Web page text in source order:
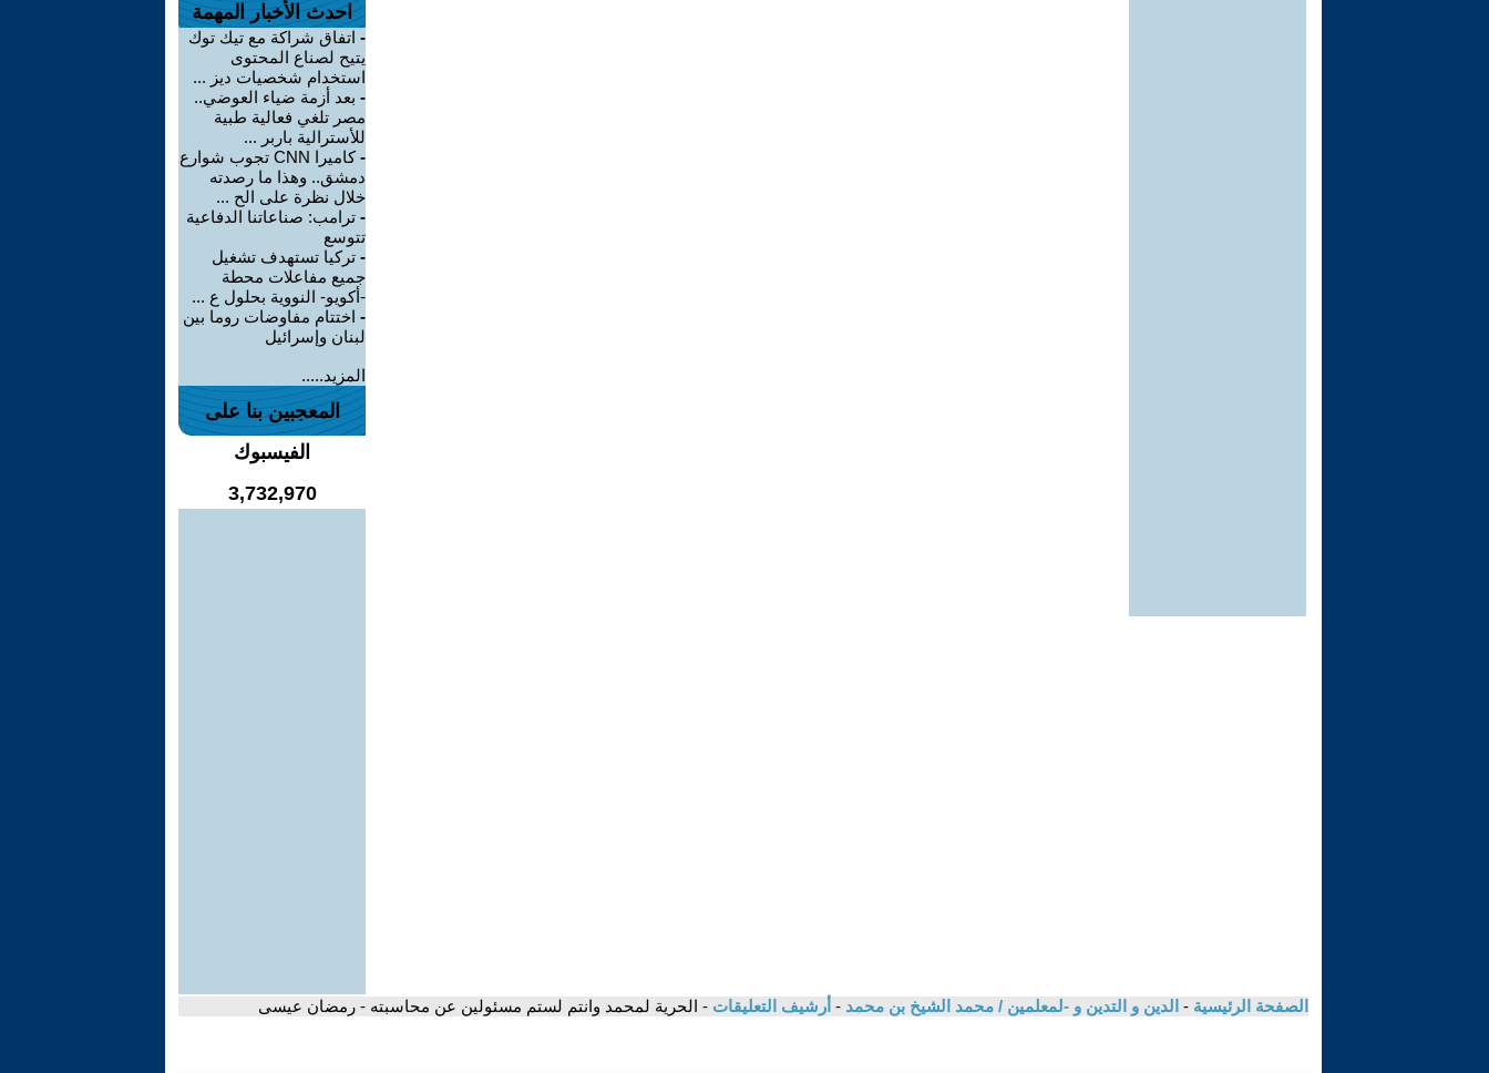
احدث الأخبار المهمة
- اتفاق شراكة مع تيك توك
يتيح لصناع المحتوى
استخدام شخصيات ديز ...
- بعد أزمة ضياء العوضي..
مصر تلغي فعالية طبية
للأسترالية باربر ...
-
كاميرا CNN تجوب شوارع
دمشق.. وهذا ما رصدته
خلال نظرة على الح ...
- ترامب: صناعاتنا الدفاعية
تتوسع
- تركيا تستهدف تشغيل
جميع مفاعلات محطة
-أكويو- النووية بحلول ع ...
- اختتام مفاوضات روما بين
لبنان وإسرائيل
المزيد.....
المعجبين بنا على
الفيسبوك
3,732,970
الصفحة الرئيسية - الدين و التدين و -لمعلمين / محمد الشيخ بن محمد - أرشيف التعليقات - الحرية لمحمد وانتم لستم مسئولين عن محاسبته - رمضان عيسى